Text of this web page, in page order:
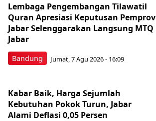
Bandung
Lembaga Pengembangan Tilawatil
Quran Apresiasi Keputusan Pemprov
Jabar Selenggarakan Langsung MTQ
Jabar
Jumat, 7 Agu 2026 - 16:09
Kabar Baik, Harga Sejumlah
Kebutuhan Pokok Turun, Jabar
Alami Deflasi 0,05 Persen